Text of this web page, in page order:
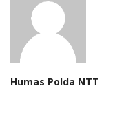
Humas Polda NTT